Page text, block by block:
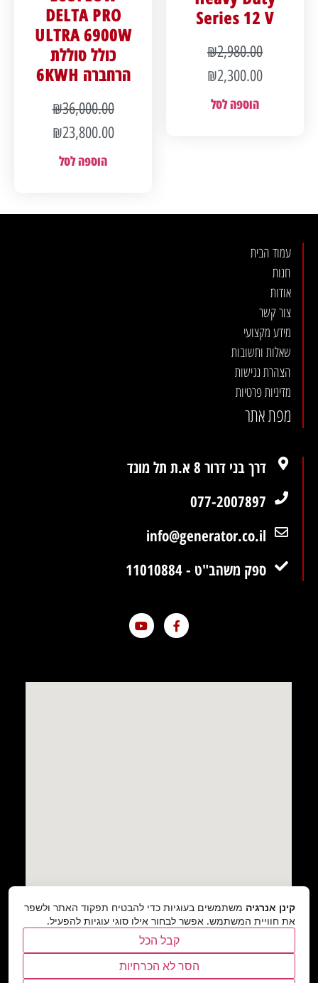
Series 12 V
₪2,980.00
₪2,300.00
הוספה לסל
DELTA PRO
ULTRA 6900W
כולל סוללת
הרחברה 6KWH
₪36,000.00
₪23,800.00
הוספה לסל
עמוד הבית
חנות
אודות
צור קשר
מידע מקצועי
שאלות ותשובות
הצהרת נגישות
מדיניות פרטיות
מפת אתר
דרך בני דרור 8 א.ת תל מונד
077-2007897
info@generator.co.il
ספק משהב"ט - 11010884
קינן אנרגיה משתמשים בעוגיות כדי להבטיח תפקוד האתר ולשפר
את חוויית המשתמש. אפשר לבחור אילו סוגי עוגיות להפעיל.
קבל הכל
הסר לא הכרחיות